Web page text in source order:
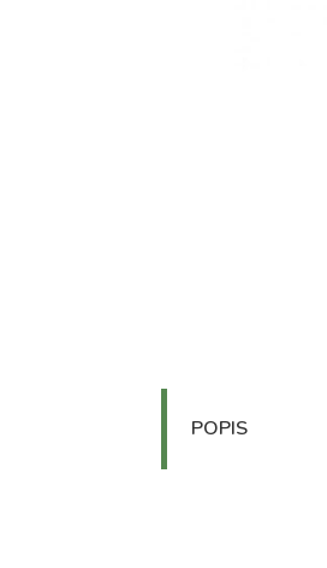
POPIS